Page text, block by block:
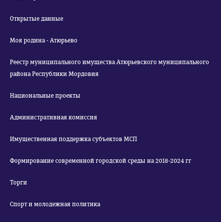
Открытые данные
Моя родина - Атюрьево
Реестр муниципального имущества Атюрьевского муниципального
района Республики Мордовия
Национальные проекты
Административная комиссия
Имущественная поддержка субъектов МСП
Формирование современной городской среды на 2018-2024 гг
Торги
Спорт и молодежная политика